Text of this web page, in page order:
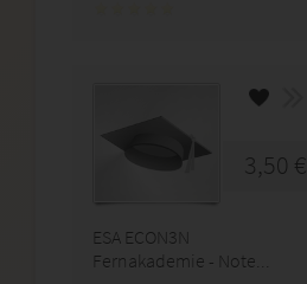
3,50 €
ESA ECON3N
Fernakademie - Note...